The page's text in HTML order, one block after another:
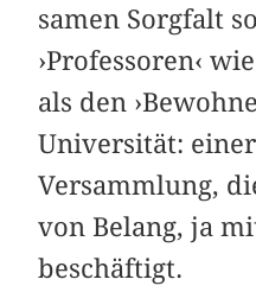
samen Sorgfalt
›Professoren‹
als den
Universität:
Versammlung,
von Belang, ja
beschäftigt.